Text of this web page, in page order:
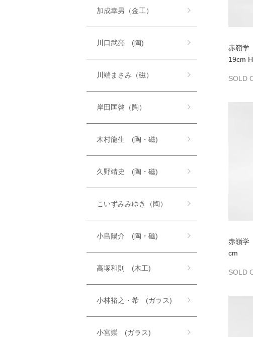
赤嶺
19cm
SOLD
赤嶺
cm
SOLD
加成幸男（金工）
川口武亮 (陶)
川端まさみ（磁）
岸田匡啓（陶）
木村龍生 (陶・磁)
久野靖史 (陶・磁)
こいずみみゆき（陶）
小島陽介 (陶・磁)
高塚和則 (木工)
小林裕之・希 (ガラス)
小宮崇 (ガラス)